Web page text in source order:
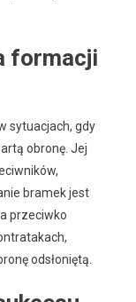
formacji
sytuacjach, gdy
obronę. Jej
bramek jest
przeciwko
odsłoniętą.